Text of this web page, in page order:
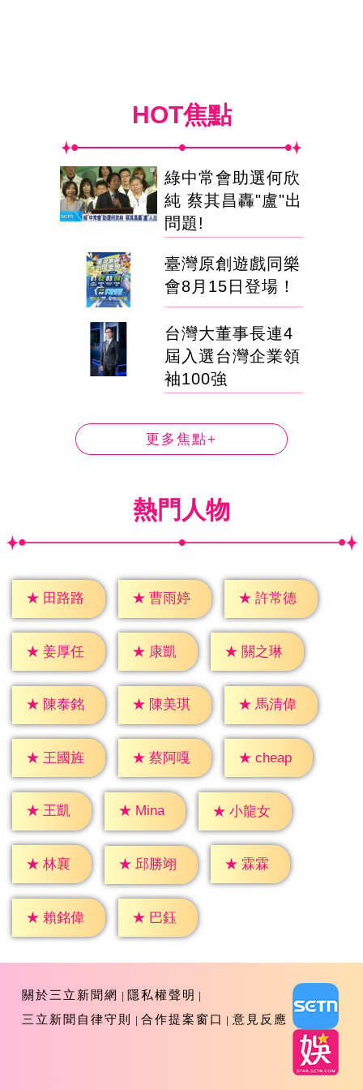
HOT焦點
綠中常會助選何欣
純 蔡其昌轟"盧"出
問題!
臺灣原創遊戲同樂
會8月15日登場！
台灣大董事長連4
屆入選台灣企業領
袖100強
更多焦點+
熱門人物
★ 田路路 ★ 曹雨婷 ★ 許常德
★ 姜厚任 ★ 康凱 ★ 關之琳
★ 陳泰銘 ★ 陳美琪 ★ 馬清偉
★ 王國旌 ★ 蔡阿嘎 ★ cheap
★ 王凱 ★ Mina ★ 小龍女
★ 林襄 ★ 邱勝翊 ★ 霖霖
★ 賴銘偉 ★ 巴鈺
關於三立新聞網
隱私權聲明
三立新聞自律守則
合作提案窗口 意見反應